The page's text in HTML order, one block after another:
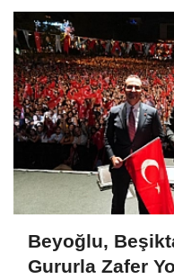
Beyoğlu,
Gururla Zafer